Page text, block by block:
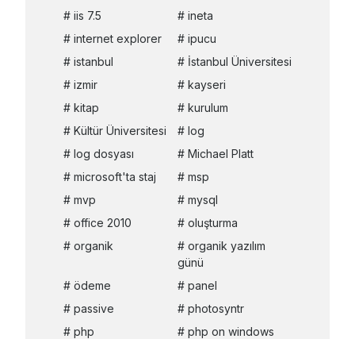
iis 7.5
ineta
internet explorer
ipucu
istanbul
İstanbul Üniversitesi
izmir
kayseri
kitap
kurulum
Kültür Üniversitesi
log
log dosyası
Michael Platt
microsoft'ta staj
msp
mvp
mysql
office 2010
oluşturma
organik
organik yazılım
günü
ödeme
panel
passive
photosyntr
php
php on windows